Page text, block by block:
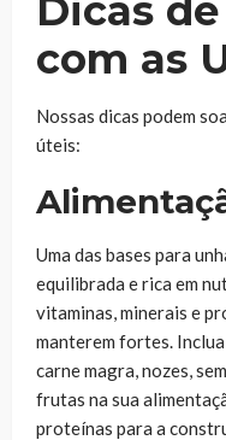
Dicas
com as
Nossas dicas podem
úteis:
Uma das bases para
equilibrada e rica em
vitaminas, minerais e
manterem fortes.
carne magra, nozes,
frutas na sua
proteínas para a